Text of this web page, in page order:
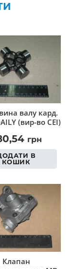
валу кард.
(вир-во CEI)
грн
В
КОШИК
Клапан